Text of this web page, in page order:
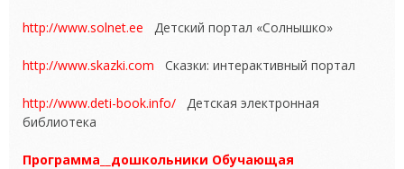
http://www.solnet.ee Детский портал «Солнышко»
http://www.skazki.com Сказки: интерактивный портал
http://www.deti-book.info/
Детская электронная
библиотека
Программа__дошкольники Обучающая